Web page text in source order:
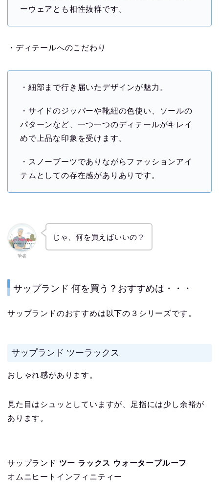
ーウェアとも相性抜群です。
・ディテールへのこだわり
・細部まで行き届いたデザインが魅力。
・サイドのジッパーや靴紐の色使い、ソールの
パターンなど、一つ一つのディテールがキレイ
めで上品な印象を受けます。
・スノーブーツでありながらファッションアイ
テムとしての存在感がありありです。
筆者
じゃ、何を買えばいいの？
サップランド 何を買う？おすすめは・・・
サップランドのおすすめは以下の３シリーズです。
サップランド ツーラックス
おしゃれ感があります。
見た目はシュッとしていますが、足指には少し余裕が
あります。
サップランド ツー ラックス ウォータープルーフ
オムニヒートインフィニティー